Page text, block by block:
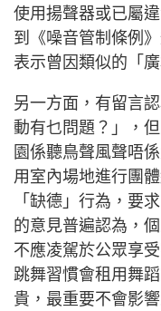
使用揚聲器或已屬
到《噪音管制條例
表示曾因類似的「
另一方面，有留言
動有乜問題？」，
園係聽鳥聲風聲唔
用室內場地進行團
「缺德」行為，要
的意見普遍認為，
不應凌駕於公眾享
跳舞習慣會租用舞
貴，最重要不會影